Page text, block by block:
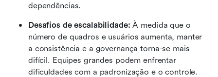
dependências.
Desafios de escalabilidade: À medida que o
número de quadros e usuários aumenta, manter
a consistência e a governança torna-se mais
difícil. Equipes grandes podem enfrentar
dificuldades com a padronização e o controle.